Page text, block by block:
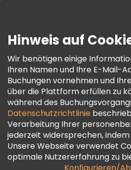
AGB Und Rechtliches
Cookie-Richtlinie
Freetour Auszeichnungen
Treueprogramm
Hinweis auf
Wir benötigen einige
Ihren Namen und Ihre E-Mail-
Buchungen vornehmen und
über die Plattform erfüllen zu
während des
Datenschutzrichtlinie
Verarbeitung Ihrer
jederzeit widersprechen,
Unsere Webseite verwendet
optimale Nutzererfahrung zu